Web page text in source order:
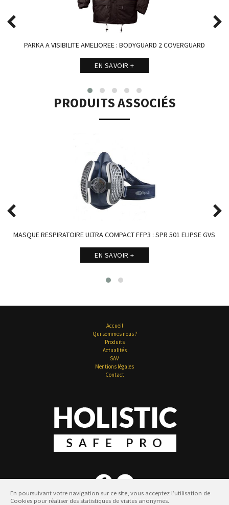
PARKA A VISIBILITE AMELIOREE : BODYGUARD 2 COVERGUARD
EN SAVOIR +
PRODUITS ASSOCIÉS
MASQUE RESPIRATOIRE ULTRA COMPACT FFP3 : SPR 501 ELIPSE GVS
EN SAVOIR +
Accueil
Qui sommes nous ?
Produits
Actualités
SAV
Mentions légales
Contact
En poursuivant votre navigation sur ce site, vous acceptez l’utilisation de
Cookies pour réaliser des statistiques de visites anonymes.